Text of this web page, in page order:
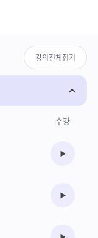
하여 제작된 더존실기
.
권)로 진행됩니다.
강의전체접기
수강
수강준비
수강준비